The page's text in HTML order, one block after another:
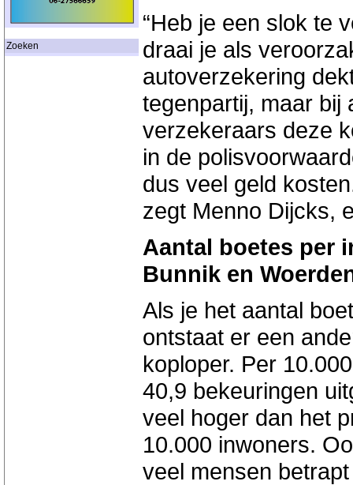
Zoeken
“Heb je een slok te
draai je als
autoverzekering
tegenpartij, maar bij
verzekeraars deze
in de
dus veel geld
zegt Menno Dijcks,
Aantal boetes per
Bunnik en
Als je het aantal
ontstaat er een
koploper. Per
40,9 bekeuringen
veel hoger dan het
10.000 inwoners.
veel mensen